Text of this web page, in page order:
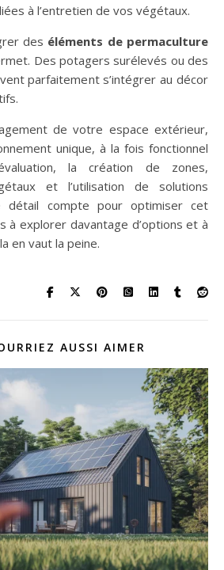
à l’entretien de vos végétaux.
des éléments de permaculture
Des potagers surélevés ou des
parfaitement s’intégrer au décor
de votre espace extérieur,
unique, à la fois fonctionnel
la création de zones,
et l’utilisation de solutions
détail compte pour optimiser cet
à explorer davantage d’options et à
en vaut la peine.
AUSSI AIMER